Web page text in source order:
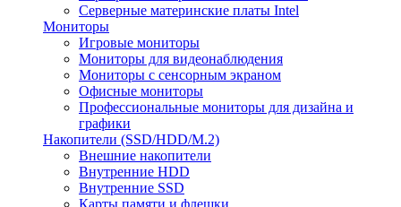
Серверные материнские платы Intel
Мониторы
Игровые мониторы
Мониторы для видеонаблюдения
Мониторы с сенсорным экраном
Офисные мониторы
Профессиональные мониторы для дизайна и
графики
Накопители (SSD/HDD/M.2)
Внешние накопители
Внутренние HDD
Внутренние SSD
Карты памяти и флешки